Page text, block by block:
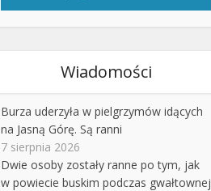
Wiadomości
Burza uderzyła w pielgrzymów idących
na Jasną Górę. Są ranni
7 sierpnia 2026
Dwie osoby zostały ranne po tym, jak
w powiecie buskim podczas gwałtownej